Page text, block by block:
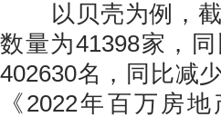
以贝壳为例，截
数量为41398家，
402630名，同比减
《2022年百万房